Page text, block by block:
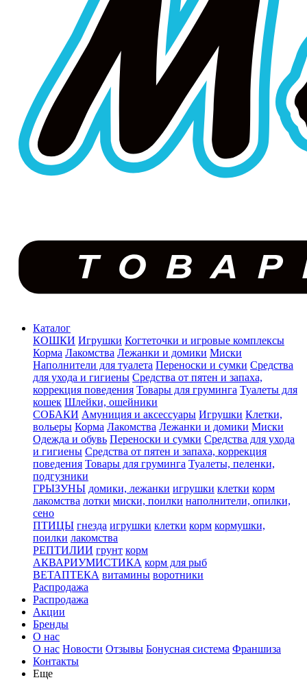
Каталог
КОШКИ Игрушки Когтеточки и игровые комплексы
Корма Лакомства Лежанки и домики Миски
Наполнители для туалета Переноски и сумки Средства
для ухода и гигиены Средства от пятен и запаха,
коррекция поведения Товары для груминга Туалеты для
кошек Шлейки, ошейники
СОБАКИ Амуниция и аксессуары Игрушки Клетки,
вольеры Корма Лакомства Лежанки и домики Миски
Одежда и обувь Переноски и сумки Средства для ухода
и гигиены Средства от пятен и запаха, коррекция
поведения Товары для груминга Туалеты, пеленки,
подгузники
ГРЫЗУНЫ домики, лежанки игрушки клетки корм
лакомства лотки миски, поилки наполнители, опилки,
сено
ПТИЦЫ гнезда игрушки клетки корм кормушки,
поилки лакомства
РЕПТИЛИИ грунт корм
АКВАРИУМИСТИКА корм для рыб
ВЕТАПТЕКА витамины воротники
Распродажа
Распродажа
Акции
Бренды
О нас
О нас Новости Отзывы Бонусная система Франшиза
Контакты
Еще